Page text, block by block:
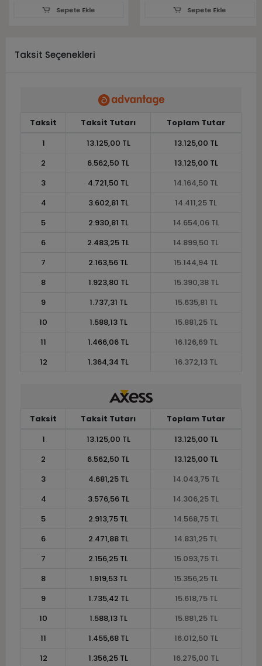
Sepete Ekle Sepete Ekle
Taksit Seçenekleri
Taksit Taksit Tutarı
Toplam Tutar
1
13.125,00 TL
13.125,00 TL
2
6.562,50 TL
13.125,00 TL
3
4.721,50 TL
14.164,50 TL
4
3.602,81 TL
14.411,25 TL
5
2.930,81 TL
14.654,06 TL
6
2.483,25 TL
14.899,50 TL
7
2.163,56 TL
15.144,94 TL
8
1.923,80 TL
15.390,38 TL
9
1.737,31 TL
15.635,81 TL
10
1.588,13 TL
15.881,25 TL
11
1.466,06 TL
16.126,69 TL
12
1.364,34 TL 16.372,13 TL
Taksit Taksit Tutarı
Toplam Tutar
1
13.125,00 TL
13.125,00 TL
2
6.562,50 TL
13.125,00 TL
3
4.681,25 TL
14.043,75 TL
4
3.576,56 TL
14.306,25 TL
5
2.913,75 TL
14.568,75 TL
6
2.471,88 TL
14.831,25 TL
7
2.156,25 TL
15.093,75 TL
8
1.919,53 TL
15.356,25 TL
9
1.735,42 TL
15.618,75 TL
10
1.588,13 TL
15.881,25 TL
11
1.455,68 TL
16.012,50 TL
12
1.356,25 TL 16.275,00 TL